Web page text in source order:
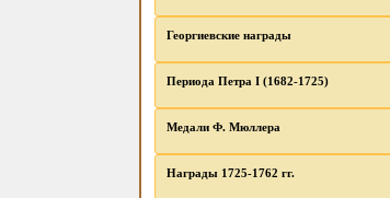
Георгиевские награды
Периода Петра I (1682-1725)
Медали Ф. Мюллера
Награды 1725-1762 гг.